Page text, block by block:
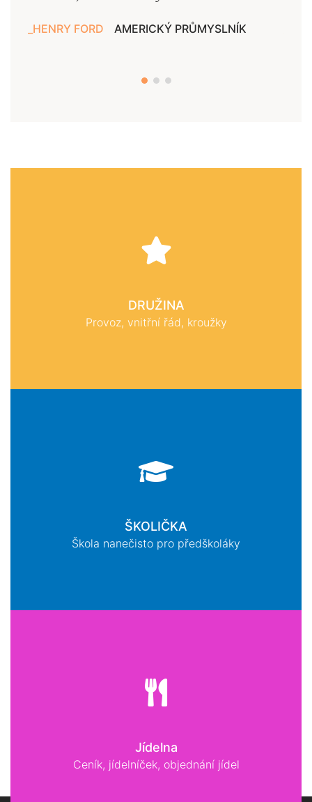
HENRY FORD AMERICKÝ PRŮMYSLNÍK
DRUŽINA
Provoz, vnitřní řád, kroužky
ŠKOLIČKA
Škola nanečisto pro předškoláky
Jídelna
Ceník, jídelníček, objednání jídel